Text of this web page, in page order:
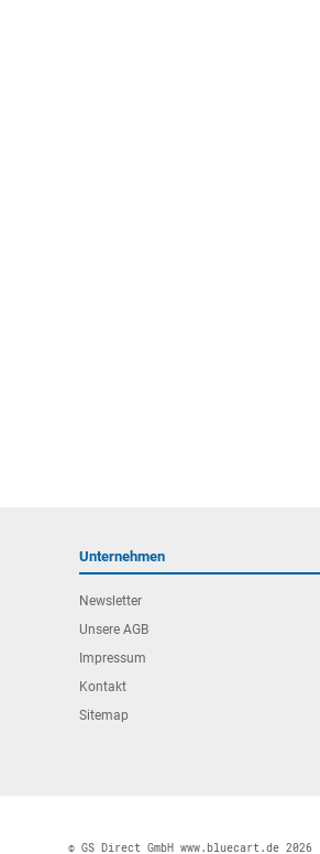
Unternehmen
Newsletter
Unsere AGB
Impressum
Kontakt
Sitemap
© GS Direct GmbH www.bluecart.de